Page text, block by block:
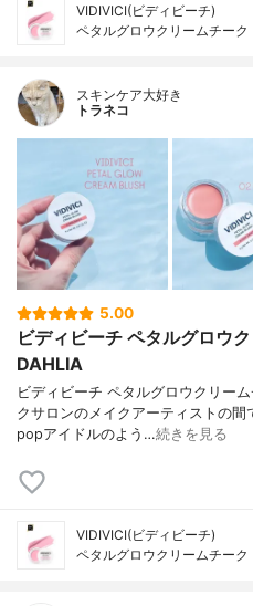
VIDIVICI(ビディビーチ)
ペタルグロウクリームチーク
スキンケア大好き
トラネコ
5.00
ビディビーチ ペタルグロウ
DAHLIA
ビディビーチ ペタルグロウクリー
クサロンのメイクアーティストの
popアイドルのよう…続きを見る
VIDIVICI(ビディビーチ)
ペタルグロウクリームチーク